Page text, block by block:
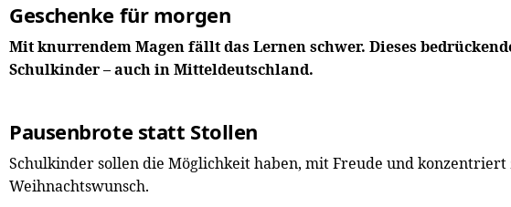
Geschenke für morgen
Mit knurrendem Magen fällt das Lernen schwer. Dieses
Schulkinder – auch in Mitteldeutschland.
Pausenbrote statt Stollen
Schulkinder sollen die Möglichkeit haben, mit Freude und
Weihnachtswunsch.